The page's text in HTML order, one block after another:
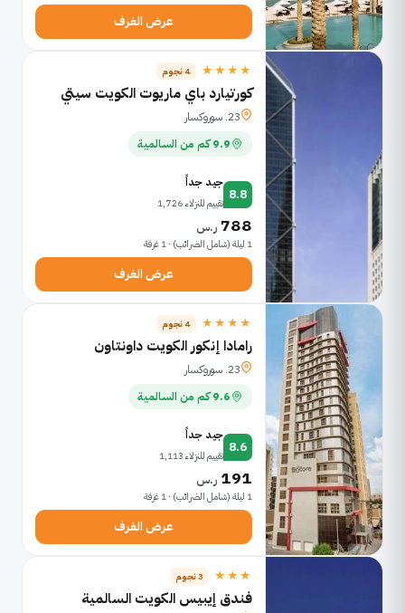
عرض الغرف
★★★★ 4 نجوم
كورتيارد باي ماريوت الكويت سيتي
23. سوروكسار
9.9 كم من السالمية
8.8
جيد جداً
تقييم للنزلاء 1,726
788 ر.س
1 ليلة (شامل الضرائب) · 1 غرفة
عرض الغرف
★★★★ 4 نجوم
رامادا إنكور الكويت داونتاون
23. سوروكسار
9.6 كم من السالمية
8.6
جيد جداً
تقييم للنزلاء 1,113
191 ر.س
1 ليلة (شامل الضرائب) · 1 غرفة
عرض الغرف
★★★ 3 نجوم
فندق إيبيس الكويت السالمية